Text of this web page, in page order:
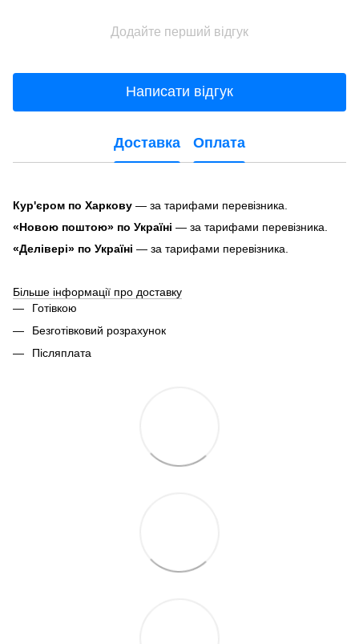
Додайте перший відгук
Написати відгук
Доставка Оплата
Кур'єром по Харкову — за тарифами перевізника.
«Новою поштою» по Україні — за тарифами перевізника.
«Делівері» по Україні — за тарифами перевізника.
Більше інформації про доставку
Готівкою
Безготівковий розрахунок
Післяплата